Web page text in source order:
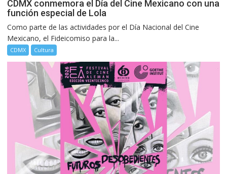
CDMX conmemora el Día del Cine Mexicano con una
función especial de Lola
Como parte de las actividades por el Día Nacional del Cine
Mexicano, el Fideicomiso para la...
CDMX Cultura